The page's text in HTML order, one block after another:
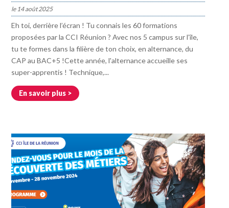
14 août 2025
Eh toi, derrière l’écran ! Tu connais les 60 formations
proposées par la CCI Réunion ? Avec nos 5 campus sur l’île,
tu te formes dans la filière de ton choix, en alternance, du
CAP au BAC+5 !Cette année, l'alternance accueille ses
super-apprentis ! Technique,...
En savoir plus